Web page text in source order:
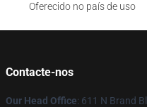
Oferecido no país de uso
Contacte-nos
Our Head Office: 611 N Brand